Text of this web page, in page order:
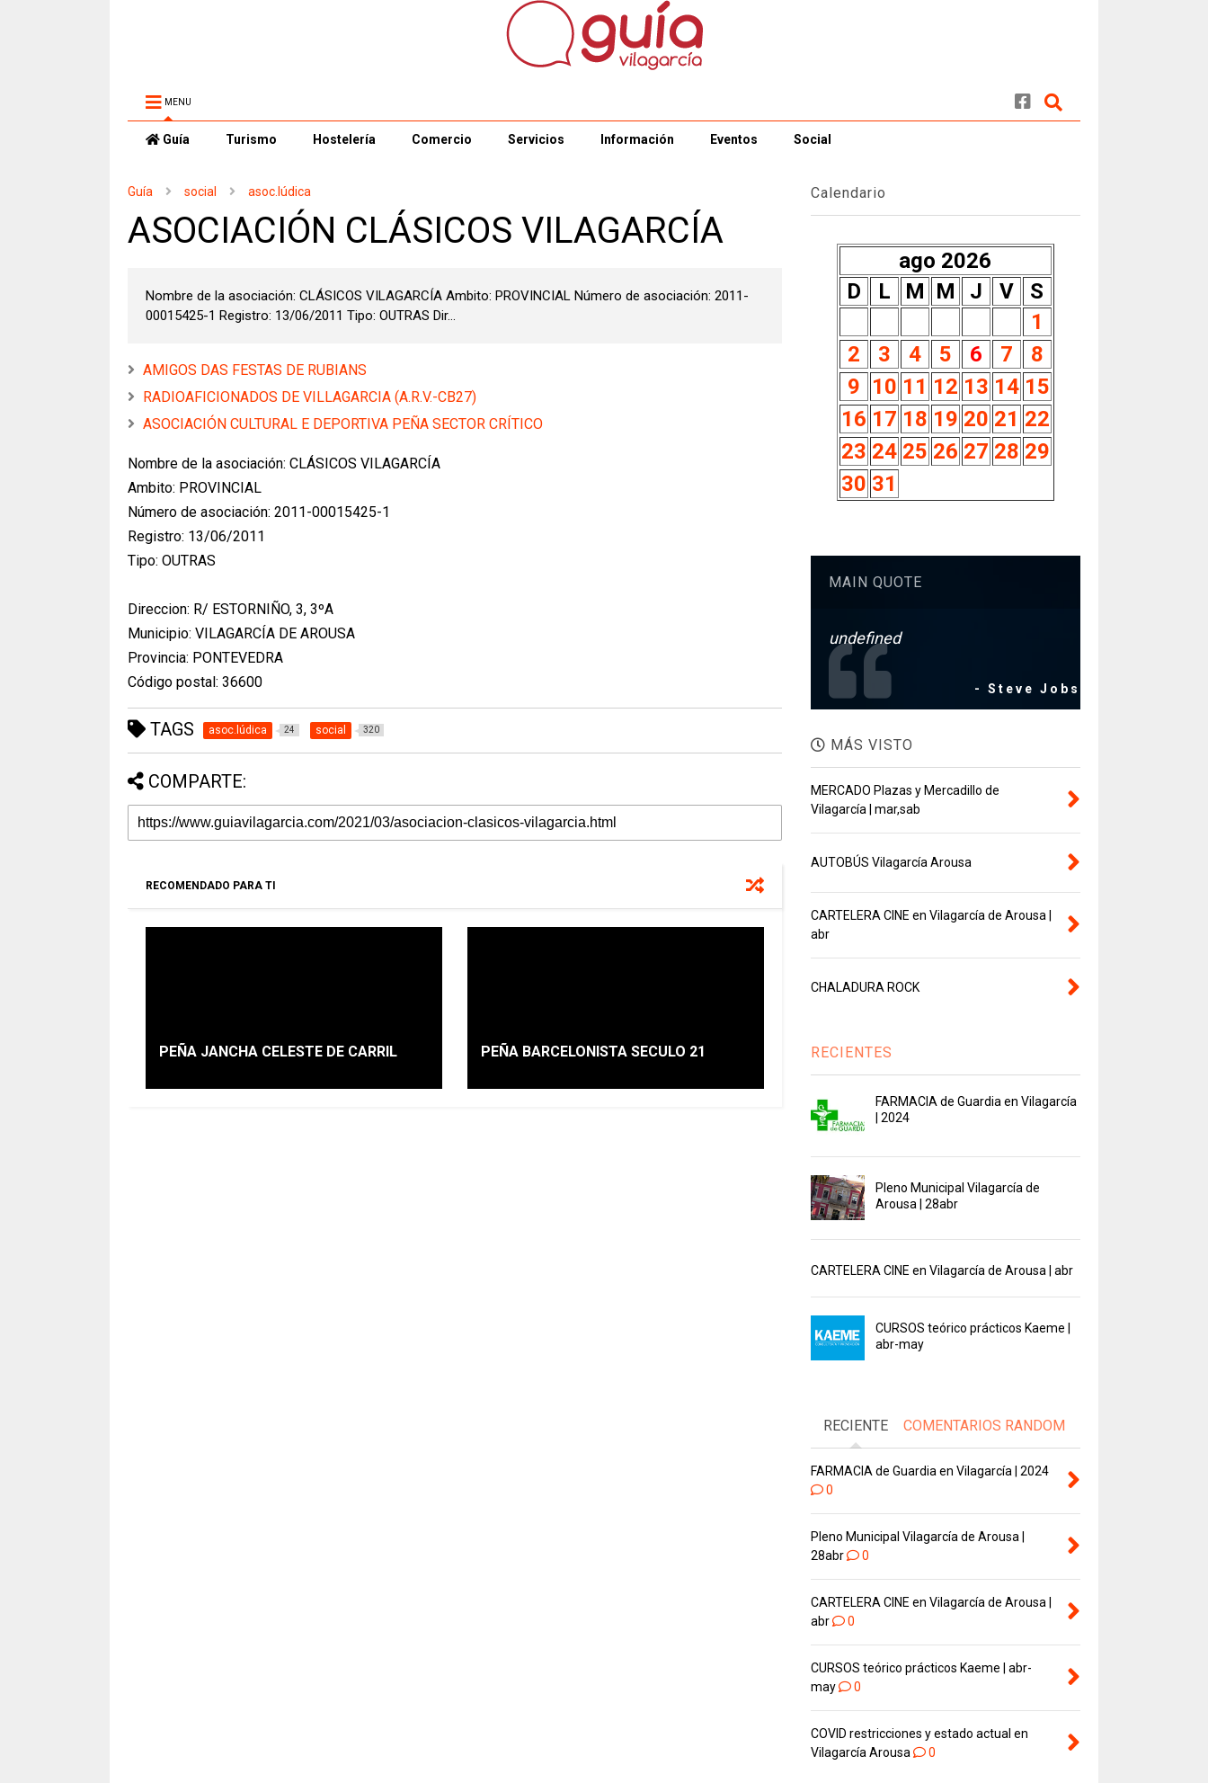
MENU
Guía Turismo Hostelería Comercio Servicios Información Eventos Social
Guía social asoc.lúdica
ASOCIACIÓN CLÁSICOS VILAGARCÍA
Nombre de la asociación: CLÁSICOS VILAGARCÍA Ambito: PROVINCIAL Número de asociación: 2011-
00015425-1 Registro: 13/06/2011 Tipo: OUTRAS Dir...
AMIGOS DAS FESTAS DE RUBIANS
RADIOAFICIONADOS DE VILLAGARCIA (A.R.V.-CB27)
ASOCIACIÓN CULTURAL E DEPORTIVA PEÑA SECTOR CRÍTICO
Nombre de la asociación: CLÁSICOS VILAGARCÍA
Ambito: PROVINCIAL
Número de asociación: 2011-00015425-1
Registro: 13/06/2011
Tipo: OUTRAS
Direccion: R/ ESTORNIÑO, 3, 3ºA
Municipio: VILAGARCÍA DE AROUSA
Provincia: PONTEVEDRA
Código postal: 36600
TAGS asoc.lúdica 24 social 320
COMPARTE:
RECOMENDADO PARA TI
PEÑA JANCHA CELESTE DE CARRIL PEÑA BARCELONISTA SECULO 21
Calendario
ago 2026
D
L M M J V
S
1
2
3 4 5 6 7
8
9 10 11 12 13 14 15
16 17 18 19 20 21 22
23 24 25 26 27 28 29
30 31
MAIN QUOTE
undefined
- Steve Jobs
MÁS VISTO
MERCADO Plazas y Mercadillo de
Vilagarcía | mar,sab
AUTOBÚS Vilagarcía Arousa
CARTELERA CINE en Vilagarcía de Arousa |
abr
CHALADURA ROCK
RECIENTES
FARMACIA de Guardia en Vilagarcía
| 2024
Pleno Municipal Vilagarcía de
Arousa | 28abr
CARTELERA CINE en Vilagarcía de Arousa | abr
CURSOS teórico prácticos Kaeme |
abr-may
RECIENTE COMENTARIOS RANDOM
FARMACIA de Guardia en Vilagarcía | 2024
0
Pleno Municipal Vilagarcía de Arousa |
28abr
0
CARTELERA CINE en Vilagarcía de Arousa |
abr
0
CURSOS teórico prácticos Kaeme | abr-
may
0
COVID restricciones y estado actual en
Vilagarcía Arousa
0